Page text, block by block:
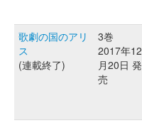
歌劇の国のアリ
ス
(連載終了)
3巻
2017年12
月20日 発
売